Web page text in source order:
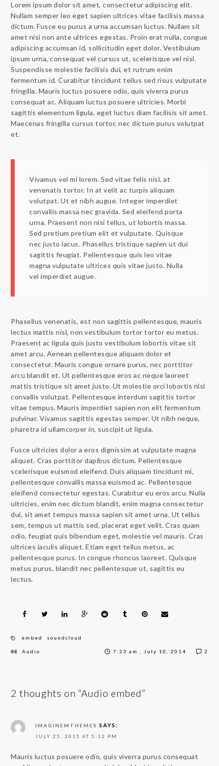
Lorem ipsum dolor sit amet, consectetur adipiscing elit.
Nullam semper leo eget sapien ultrices vitae facilisis massa
dictum. Fusce eu purus a urna accumsan luctus. Nullam sit
amet nisi non ante ultrices egestas. Proin erat nulla, congue
adipiscing accumsan id, sollicitudin eget dolor. Vestibulum
ipsum urna, consequat vel cursus ut, scelerisque vel nisl.
Suspendisse molestie facilisis dui, et rutrum enim
fermentum id. Curabitur tincidunt tellus sed risus vulputate
fringilla. Mauris luctus posuere odio, quis viverra purus
consequat ac. Aliquam luctus posuere ultricies. Morbi
sagittis elementum ligula, eget luctus diam facilisis sit amet.
Maecenas fringilla cursus tortor, nec dictum purus volutpat
et.
Vivamus vel mi lorem. Sed vitae felis nisl, at
venenatis tortor. In at velit ac turpis aliquam
volutpat. Ut et nibh augue. Integer imperdiet
convallis massa nec gravida. Sed eleifend porta
urna. Praesent non nisi tellus, ut lobortis massa.
Sed pretium pretium elit et vulputate. Quisque
nec justo lacus. Phasellus tristique sapien ut dui
sagittis feugiat. Pellentesque quis leo vitae
magna vulputate ultrices quis vitae justo. Nulla
vel imperdiet augue.
Phasellus venenatis, est non sagittis pellentesque, mauris
lectus mattis nisl, non vestibulum tortor tortor eu metus.
Praesent ac ligula quis justo vestibulum lobortis vitae sit
amet arcu. Aenean pellentesque aliquam dolor et
consectetur. Mauris congue ornare purus, nec porttitor
arcu blandit et. Ut pellentesque eros ac neque laoreet
mattis tristique sit amet justo. Ut molestie orci lobortis nisl
convallis volutpat. Pellentesque interdum sagittis tortor
vitae tempus. Mauris imperdiet sapien non elit fermentum
pulvinar. Vivamus sagittis egestas semper. Ut nibh neque,
pharetra id ullamcorper in, suscipit ut ligula.
Fusce ultricies dolor a eros dignissim at vulputate magna
aliquet. Cras porttitor dapibus dictum. Pellentesque
scelerisque euismod eleifend. Duis aliquam tincidunt mi,
pellentesque convallis massa euismod ac. Pellentesque
eleifend consectetur egestas. Curabitur eu eros arcu. Nulla
ultricies, enim nec dictum blandit, enim magna consectetur
dui, sit amet tempus massa sapien sit amet urna. Ut tellus
sem, tempus ut mattis sed, placerat eget velit. Cras quam
odio, feugiat quis bibendum eget, molestie vel mauris. Cras
ultrices iaculis aliquet. Etiam eget tellus metus, ac
pellentesque purus. In congue rhoncus laoreet. Quisque
metus purus, blandit nec pellentesque ut, sagittis eu
lectus.
embed soundcloud
Audio 7:23 am , July 10, 2014 2
2 thoughts on “Audio embed”
IMAGINEMTHEMES SAYS:
JULY 25, 2015 AT 5:12 PM
Mauris luctus posuere odio, quis viverra purus consequat